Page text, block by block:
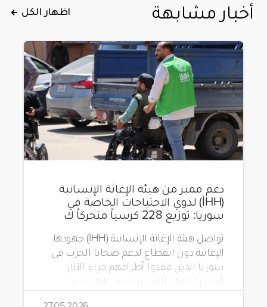
أخبار مشابهة اظهار الكل
دعم مميز من هيئة الإغاثة الإنسانية
(İHH) لذوي الاحتياجات الخاصة في
سوريا: توزيع 228 كرسياً متحركاً ك
تواصل هيئة الإغاثة الإنسانية (İHH) جهودها
الإغاثية دون انقطاع لدعم ضحايا الحرب في
سوريا الذين فقدوا أطرافهم جراء الآثار
المدمرة للنزاع المستمر. وفي إطار أحدث
مشاريعها، قامت الهيئة بتوزيع 228 كرسياً